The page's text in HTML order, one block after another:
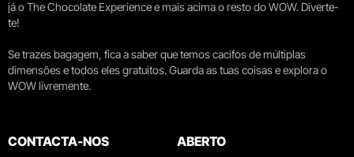
já o The Chocolate Experience e mais acima o resto do WOW. Diverte-
te!
Se trazes bagagem, fica a saber que temos cacifos de múltiplas
dimensões e todos eles gratuitos. Guarda as tuas coisas e explora o
WOW livremente.
CONTACTA-NOS ABERTO